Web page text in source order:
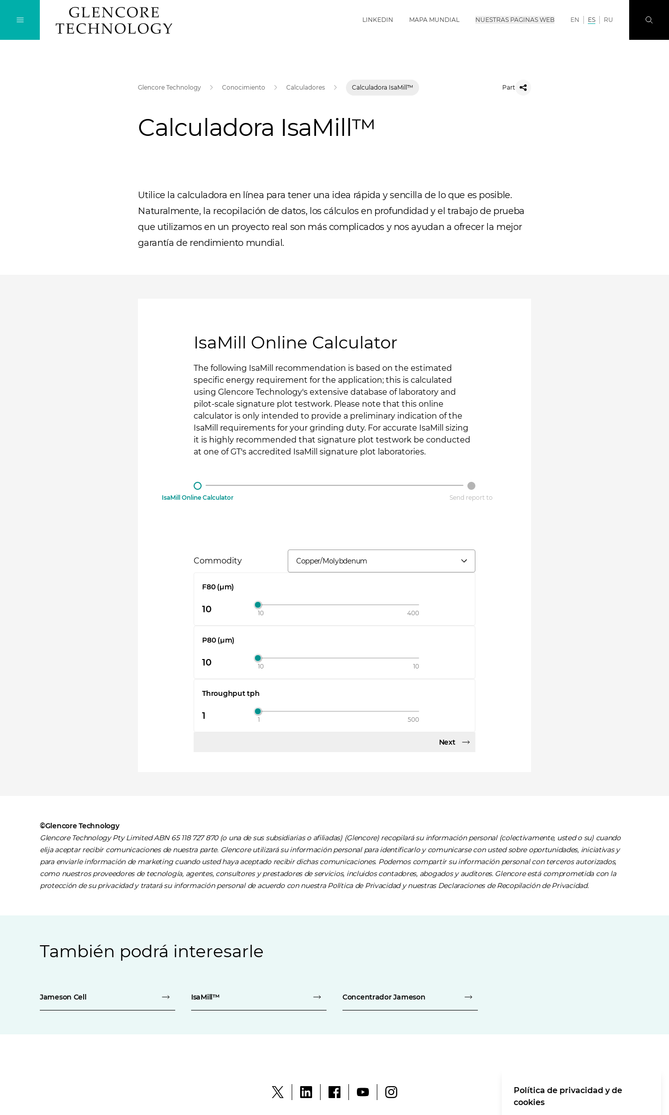
LINKEDIN MAPA MUNDIAL NUESTRAS PAGINAS WEB EN ES RU
Glencore Technology Conocimiento Calculadores Calculadora IsaMill™ Part
Calculadora IsaMill™
Utilice la calculadora en línea para tener una idea rápida y sencilla de lo que es posible.
Naturalmente, la recopilación de datos, los cálculos en profundidad y el trabajo de prueba
que utilizamos en un proyecto real son más complicados y nos ayudan a ofrecer la mejor
garantía de rendimiento mundial.
IsaMill Online Calculator
The following IsaMill recommendation is based on the estimated
specific energy requirement for the application; this is calculated
using Glencore Technology's extensive database of laboratory and
pilot-scale signature plot testwork. Please note that this online
calculator is only intended to provide a preliminary indication of the
IsaMill requirements for your grinding duty. For accurate IsaMill sizing
it is highly recommended that signature plot testwork be conducted
at one of GT's accredited IsaMill signature plot laboratories.
IsaMill Online Calculator Send report to
Commodity Copper/Molybdenum
F80 (µm)
10 400
P80 (µm)
10 10
Throughput tph
1 500
Next
©Glencore Technology
Glencore Technology Pty Limited ABN 65 118 727 870 (o una de sus subsidiarias o afiliadas) (Glencore) recopilará su información personal (colectivamente, usted o su) cuando
elija aceptar recibir comunicaciones de nuestra parte. Glencore utilizará su información personal para identificarlo y comunicarse con usted sobre oportunidades, iniciativas y
para enviarle información de marketing cuando usted haya aceptado recibir dichas comunicaciones. Podemos compartir su información personal con terceros autorizados,
como nuestros proveedores de tecnología, agentes, consultores y prestadores de servicios, incluidos contadores, abogados y auditores. Glencore está comprometida con la
protección de su privacidad y tratará su información personal de acuerdo con nuestraPolítica de Privacidad y nuestras Declaraciones de Recopilación de Privacidad.
También podrá interesarle
Jameson Cell IsaMill™ Concentrador Jameson
Política de privacidad y de
cookies